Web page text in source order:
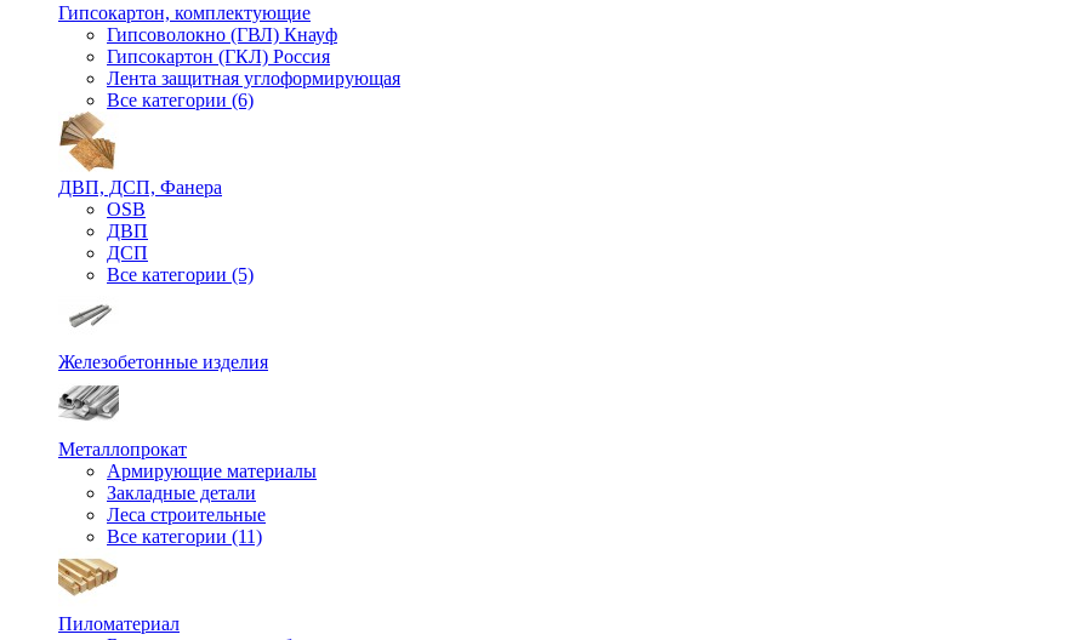
Гипсокартон, комплектующие
Гипсоволокно (ГВЛ) Кнауф
Гипсокартон (ГКЛ) Россия
Лента защитная углоформирующая
Все категории (6)
ДВП, ДСП, Фанера
OSB
ДВП
ДСП
Все категории (5)
Железобетонные изделия
Металлопрокат
Армирующие материалы
Закладные детали
Леса строительные
Все категории (11)
Пиломатериал